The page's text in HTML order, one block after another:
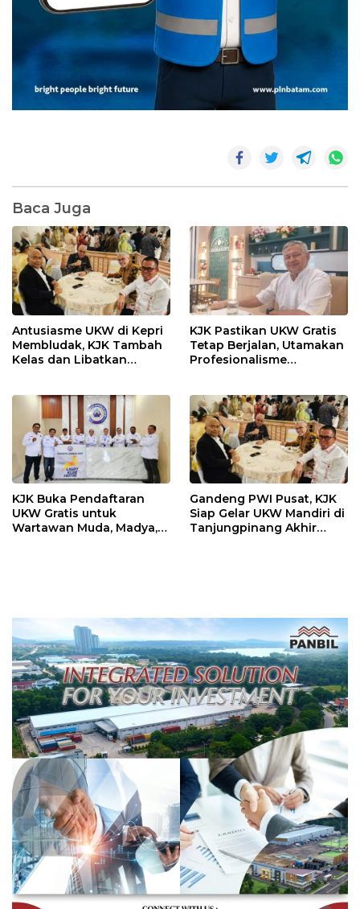
Baca Juga
Antusiasme UKW di Kepri
Membludak, KJK Tambah
Kelas dan Libatkan
KJK Pastikan UKW Gratis
Tetap Berjalan, Utamakan
Profesionalisme
KJK Buka Pendaftaran
UKW Gratis untuk
Wartawan Muda, Madya,
Gandeng PWI Pusat, KJK
Siap Gelar UKW Mandiri di
Tanjungpinang Akhir